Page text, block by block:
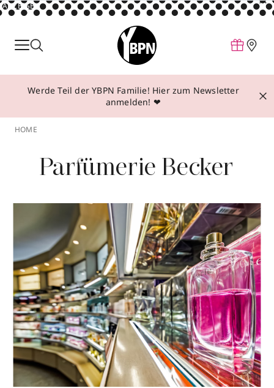
ANZEIGE
Parfum
Make-up
Behandlungen
Über YBPN
Aktionen
Storefinder
Werde Teil der YBPN Familie! Hier zum Newsletter
anmelden! ❤
HOME
Parfümerie Becker